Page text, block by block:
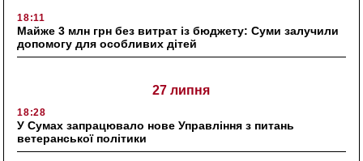
18:11
Майже 3 млн грн без витрат із бюджету: Суми залучили
допомогу для особливих дітей
27 липня
18:28
У Сумах запрацювало нове Управління з питань
ветеранської політики